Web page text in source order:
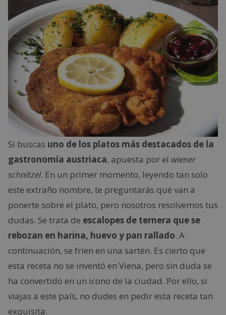
Si buscas uno de los platos más destacados de la
gastronomía austriaca, apuesta por el wiener
schnitzel. En un primer momento, leyendo tan solo
este extraño nombre, te preguntarás qué van a
ponerte sobre el plato, pero nosotros resolvemos tus
dudas. Se trata de escalopes de ternera que se
rebozan en harina, huevo y pan rallado. A
continuación, se fríen en una sartén. Es cierto que
esta receta no se inventó en Viena, pero sin duda se
ha convertido en un icono de la ciudad. Por ello, si
viajas a este país, no dudes en pedir esta receta tan
exquisita.